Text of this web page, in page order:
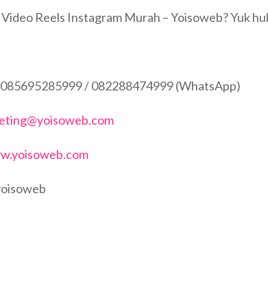
Reels Instagram Murah – Yoisoweb? Yuk
/ 082288474999 (WhatsApp)